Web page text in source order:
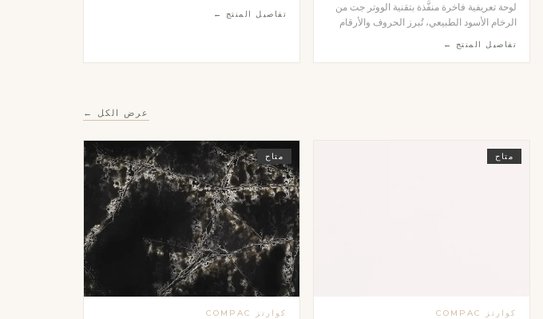
لوحة تعريفية فاخرة منفَّذة بتقنية الووتر جت من
الرخام الأسود الطبيعي، تُبرز الحروف والأرقام
بشكل مميز. تحيط بها إطار معدني ذهبي مصقول
تفاصيل المنتج ←
تفاصيل المنتج ←
عرض الكل ←
متاح
كوارتز COMPAC
متاح
كوارتز COMPAC